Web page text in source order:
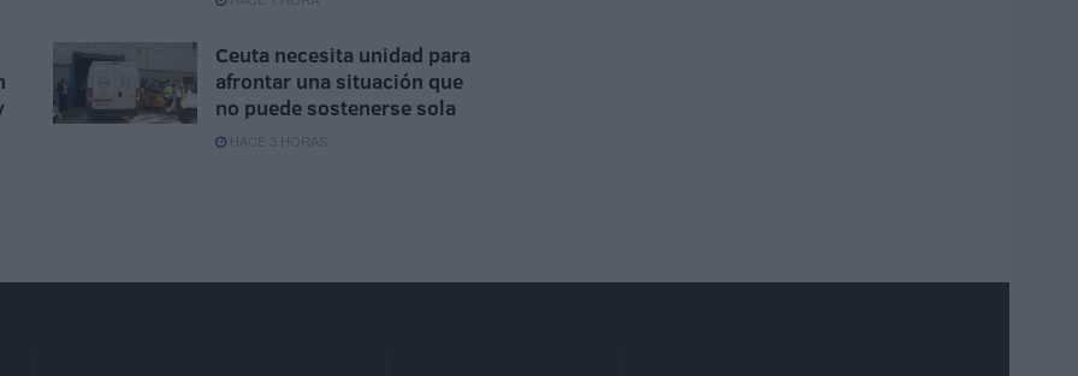
Ceuta necesita unidad para
afrontar una situación que
no puede sostenerse sola
HACE 3 HORAS